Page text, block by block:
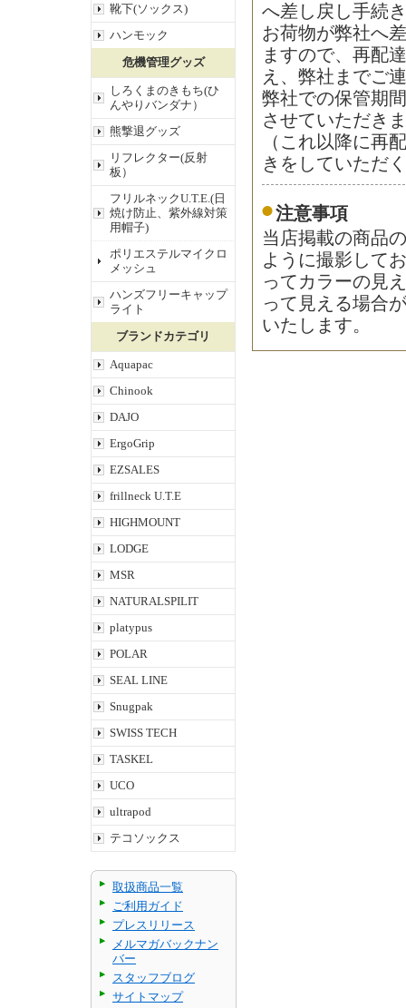
靴下(ソックス)
ハンモック
危機管理グッズ
しろくまのきもち(ひ
んやりバンダナ）
熊撃退グッズ
リフレクター(反射
板）
フリルネックU.T.E.(日
焼け防止、紫外線対策
用帽子)
ポリエステルマイクロ
メッシュ
ハンズフリーキャップ
ライト
ブランドカテゴリ
Aquapac
Chinook
DAJO
ErgoGrip
EZSALES
frillneck U.T.E
HIGHMOUNT
LODGE
MSR
NATURALSPILIT
platypus
POLAR
SEAL LINE
Snugpak
SWISS TECH
TASKEL
UCO
ultrapod
テコソックス
取扱商品一覧
ご利用ガイド
プレスリリース
メルマガバックナン
バー
スタッフブログ
サイトマップ
へ差し戻し手続
お荷物が弊社へ
ますので、再配
え、弊社までご
弊社での保管期
させていただき
（これ以降に再
きをしていただ
注意事項
当店掲載の商品
ように撮影して
ってカラーの見
って見える場合
いたします。